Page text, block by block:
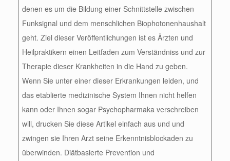
denen es um die Bildung einer Schnittstelle zwischen
Funksignal und dem menschlichen Biophotonenhaushalt
geht. Ziel dieser Veröffentlichungen ist es Ärzten und
Heilpraktikern einen Leitfaden zum Verständniss und zur
Therapie dieser Krankheiten in die Hand zu geben.
Wenn Sie unter einer dieser Erkrankungen leiden, und
das etablierte medizinische System Ihnen nicht helfen
kann oder Ihnen sogar Psychopharmaka verschreiben
will, drucken Sie diese Artikel einfach aus und und
zwingen sie Ihren Arzt seine Erkenntnisblockaden zu
überwinden. Diätbasierte Prevention und